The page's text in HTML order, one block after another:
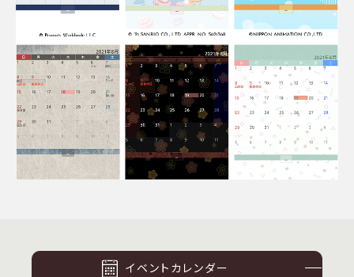
イベントカレンダー